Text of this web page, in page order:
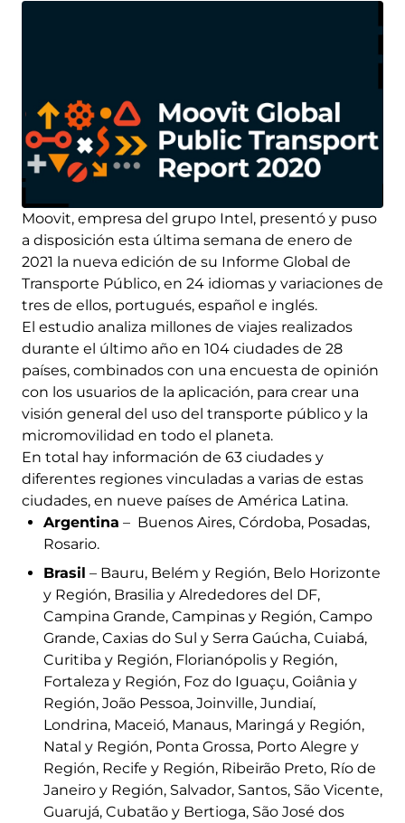
Moovit, empresa del grupo Intel, presentó y puso
a disposición esta última semana de enero de
2021 la nueva edición de su Informe Global de
Transporte Público, en 24 idiomas y variaciones de
tres de ellos, portugués, español e inglés.
El estudio analiza millones de viajes realizados
durante el último año en 104 ciudades de 28
países, combinados con una encuesta de opinión
con los usuarios de la aplicación, para crear una
visión general del uso del transporte público y la
micromovilidad en todo el planeta.
En total hay información de 63 ciudades y
diferentes regiones vinculadas a varias de estas
ciudades, en nueve países de América Latina.
Argentina – Buenos Aires, Córdoba, Posadas,
Rosario.
Brasil – Bauru, Belém y Región, Belo Horizonte
y Región, Brasilia y Alrededores del DF,
Campina Grande, Campinas y Región, Campo
Grande, Caxias do Sul y Serra Gaúcha, Cuiabá,
Curitiba y Región, Florianópolis y Región,
Fortaleza y Región, Foz do Iguaçu, Goiânia y
Región, João Pessoa, Joinville, Jundiaí,
Londrina, Maceió, Manaus, Maringá y Región,
Natal y Región, Ponta Grossa, Porto Alegre y
Región, Recife y Región, Ribeirão Preto, Río de
Janeiro y Región, Salvador, Santos, São Vicente,
Guarujá, Cubatão y Bertioga, São José dos